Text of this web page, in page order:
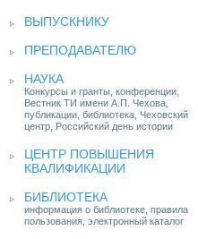
ВЫПУСКНИКУ
ПРЕПОДАВАТЕЛЮ
НАУКА
Конкурсы и гранты, конференции,
Вестник ТИ имени А.П. Чехова,
публикации, библиотека, Чеховский
центр, Российский день истории
ЦЕНТР ПОВЫШЕНИЯ
КВАЛИФИКАЦИИ
БИБЛИОТЕКА
информация о библиотеке, правила
пользования, электронный каталог